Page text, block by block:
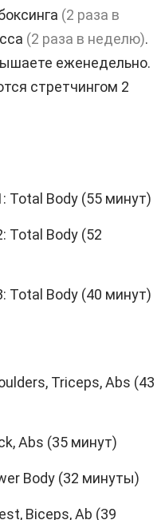
(2 раза в
(2 раза в неделю).
еженедельно.
стретчингом 2
Total Body (55 минут)
Total Body (52
Total Body (40 минут)
Triceps, Abs (43
Abs (35 минут)
Body (32 минуты)
Biceps, Ab (39